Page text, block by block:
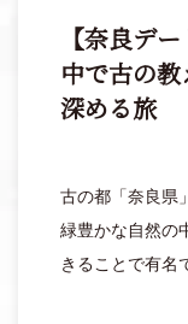
【奈良デ
中で古の
深める旅
古の都「奈良県
緑豊かな自然の
きることで有名